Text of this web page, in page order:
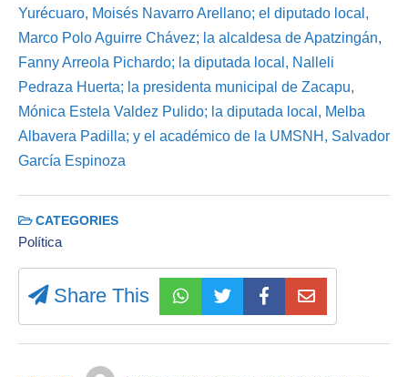
Yurécuaro, Moisés Navarro Arellano; el diputado local,
Marco Polo Aguirre Chávez; la alcaldesa de Apatzingán,
Fanny Arreola Pichardo; la diputada local, Nalleli
Pedraza Huerta; la presidenta municipal de Zacapu,
Mónica Estela Valdez Pulido; la diputada local, Melba
Albavera Padilla; y el académico de la UMSNH, Salvador
García Espinoza
CATEGORIES
Política
Share This